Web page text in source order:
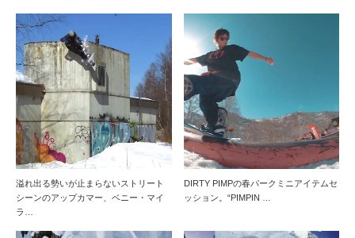
溢れ出る勢いが止まらないストリート
シーンのアップカマー、ベニー・マイ
ラ…
DIRTY PIMPの春パークミニアイテムセ
ッション。“PIMPIN …